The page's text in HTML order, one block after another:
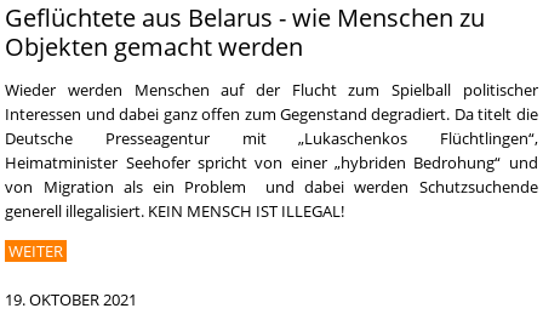
Geflüchtete aus Belarus - wie Menschen zu
Objekten gemacht werden
Wieder werden Menschen auf der Flucht zum Spielball politischer
Interessen und dabei ganz offen zum Gegenstand degradiert. Da titelt die
Deutsche Presseagentur mit „Lukaschenkos Flüchtlingen“,
Heimatminister Seehofer spricht von einer „hybriden Bedrohung“ und
von Migration als ein Problem und dabei werden Schutzsuchende
generell illegalisiert. KEIN MENSCH IST ILLEGAL!
WEITER
19. OKTOBER 2021